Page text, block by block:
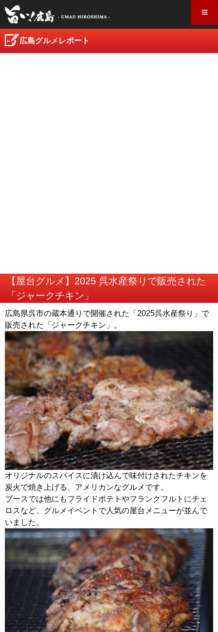
広島グルメレポート
【屋台グルメ】2025 呉水産祭りで販売された
「ジャークチキン」
広島県呉市の蔵本通りで開催された「2025呉水産祭り」で
販売された「ジャークチキン」。
オリジナルのスパイスに漬け込んで味付けされたチキンを
炭火で焼き上げる、アメリカンなグルメです。
ブースでは他にもフライドポテトやフランクフルトにチェ
ロスなど、グルメイベントで人気の屋台メニューが並んで
いました。